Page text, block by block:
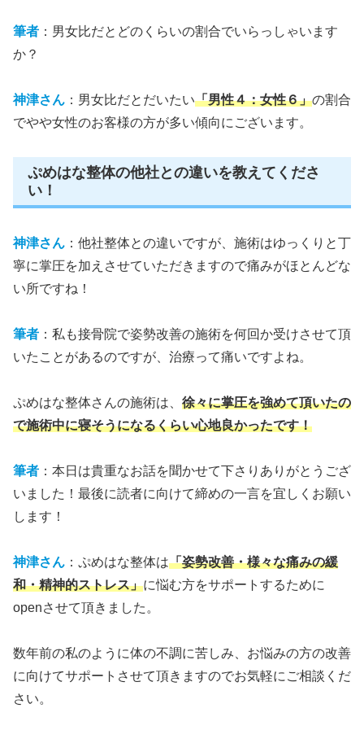
筆者 ：男女比だとどのくらいの割合でいらっしゃいます
か？
神津さん ：男女比だとだいたい「男性４：女性６」の割合
でやや女性のお客様の方が多い傾向にございます。
ぷめはな整体の他社との違いを教えてくださ
い！
神津さん ：他社整体との違いですが、施術はゆっくりと丁
寧に掌圧を加えさせていただきますので痛みがほとんどな
い所ですね！
筆者 ：私も接骨院で姿勢改善の施術を何回か受けさせて頂
いたことがあるのですが、治療って痛いですよね。
ぷめはな整体さんの施術は、 徐々に掌圧を強めて頂いたの
で施術中に寝そうになるくらい心地良かったです！
筆者 ：本日は貴重なお話を聞かせて下さりありがとうござ
いました！最後に読者に向けて締めの一言を宜しくお願い
します！
神津さん ：ぷめはな整体は「姿勢改善・様々な痛みの緩
和・精神的ストレス」に悩む方をサポートするために
openさせて頂きました。
数年前の私のように体の不調に苦しみ、お悩みの方の改善
に向けてサポートさせて頂きますのでお気軽にご相談くだ
さい。